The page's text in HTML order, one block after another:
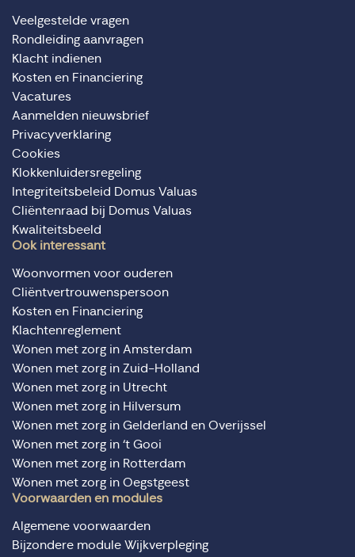
Veelgestelde vragen
Rondleiding aanvragen
Klacht indienen
Kosten en Financiering
Vacatures
Aanmelden nieuwsbrief
Privacyverklaring
Cookies
Klokkenluidersregeling
Integriteitsbeleid Domus Valuas
Cliëntenraad bij Domus Valuas
Kwaliteitsbeeld
Ook interessant
Woonvormen voor ouderen
Cliëntvertrouwenspersoon
Kosten en Financiering
Klachtenreglement
Wonen met zorg in Amsterdam
Wonen met zorg in Zuid-Holland
Wonen met zorg in Utrecht
Wonen met zorg in Hilversum
Wonen met zorg in Gelderland en Overijssel
Wonen met zorg in ‘t Gooi
Wonen met zorg in Rotterdam
Wonen met zorg in Oegstgeest
Voorwaarden en modules
Algemene voorwaarden
Bijzondere module Wijkverpleging